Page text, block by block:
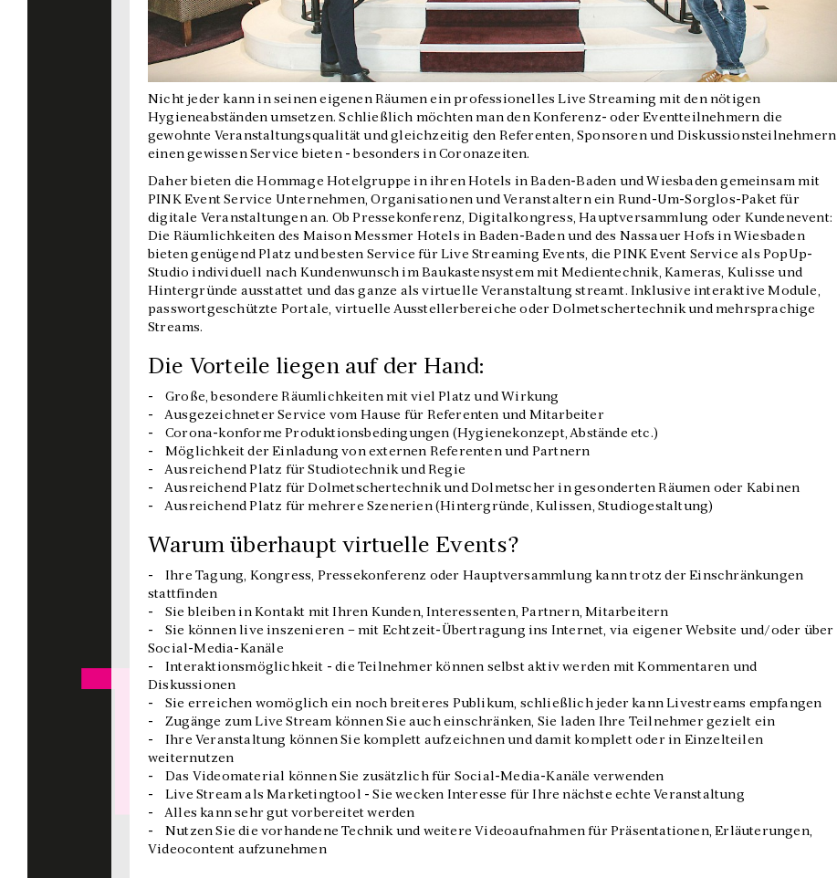
Nicht jeder kann in seinen eigenen Räumen ein professionelles Live Streaming mit den nötigen
Hygieneabständen umsetzen. Schließlich möchten man den Konferenz- oder Eventteilnehmern die
gewohnte Veranstaltungsqualität und gleichzeitig den Referenten, Sponsoren und Diskussionsteilnehmern
einen gewissen Service bieten - besonders in Coronazeiten.
Daher bieten die Hommage Hotelgruppe in ihren Hotels in Baden-Baden und Wiesbaden gemeinsam mit
PINK Event Service Unternehmen, Organisationen und Veranstaltern ein Rund-Um-Sorglos-Paket für
digitale Veranstaltungen an. Ob Pressekonferenz, Digitalkongress, Hauptversammlung oder Kundenevent:
Die Räumlichkeiten des Maison Messmer Hotels in Baden-Baden und des Nassauer Hofs in Wiesbaden
bieten genügend Platz und besten Service für Live Streaming Events, die PINK Event Service als PopUp-
Studio individuell nach Kundenwunsch im Baukastensystem mit Medientechnik, Kameras, Kulisse und
Hintergründe ausstattet und das ganze als virtuelle Veranstaltung streamt. Inklusive interaktive Module,
passwortgeschützte Portale, virtuelle Ausstellerbereiche oder Dolmetschertechnik und mehrsprachige
Streams.
Die Vorteile liegen auf der Hand:
- Große, besondere Räumlichkeiten mit viel Platz und Wirkung
- Ausgezeichneter Service vom Hause für Referenten und Mitarbeiter
- Corona-konforme Produktionsbedingungen (Hygienekonzept, Abstände etc.)
- Möglichkeit der Einladung von externen Referenten und Partnern
- Ausreichend Platz für Studiotechnik und Regie
- Ausreichend Platz für Dolmetschertechnik und Dolmetscher in gesonderten Räumen oder Kabinen
- Ausreichend Platz für mehrere Szenerien (Hintergründe, Kulissen, Studiogestaltung)
Warum überhaupt virtuelle Events?
- Ihre Tagung, Kongress, Pressekonferenz oder Hauptversammlung kann trotz der Einschränkungen
stattfinden
- Sie bleiben in Kontakt mit Ihren Kunden, Interessenten, Partnern, Mitarbeitern
- Sie können live inszenieren – mit Echtzeit-Übertragung ins Internet, via eigener Website und/oder über
Social-Media-Kanäle
- Interaktionsmöglichkeit - die Teilnehmer können selbst aktiv werden mit Kommentaren und
Diskussionen
- Sie erreichen womöglich ein noch breiteres Publikum, schließlich jeder kann Livestreams empfangen
- Zugänge zum Live Stream können Sie auch einschränken, Sie laden Ihre Teilnehmer gezielt ein
- Ihre Veranstaltung können Sie komplett aufzeichnen und damit komplett oder in Einzelteilen
weiternutzen
- Das Videomaterial können Sie zusätzlich für Social-Media-Kanäle verwenden
- Live Stream als Marketingtool - Sie wecken Interesse für Ihre nächste echte Veranstaltung
- Alles kann sehr gut vorbereitet werden
- Nutzen Sie die vorhandene Technik und weitere Videoaufnahmen für Präsentationen, Erläuterungen,
Videocontent aufzunehmen